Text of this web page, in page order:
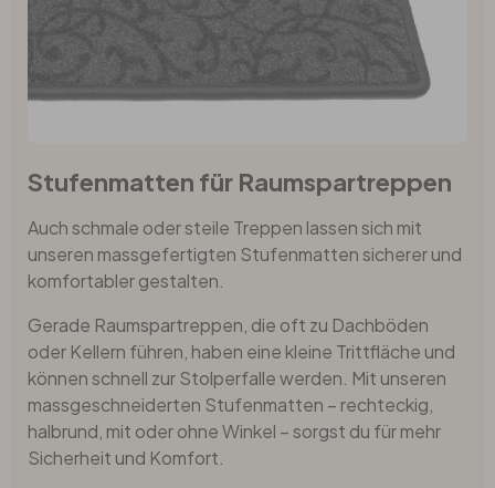
Stufenmatten für Raumspartreppen
Auch schmale oder steile Treppen lassen sich mit
unseren massgefertigten Stufenmatten sicherer und
komfortabler gestalten.
Gerade Raumspartreppen, die oft zu Dachböden
oder Kellern führen, haben eine kleine Trittfläche und
können schnell zur Stolperfalle werden. Mit unseren
massgeschneiderten Stufenmatten – rechteckig,
halbrund, mit oder ohne Winkel – sorgst du für mehr
Sicherheit und Komfort.